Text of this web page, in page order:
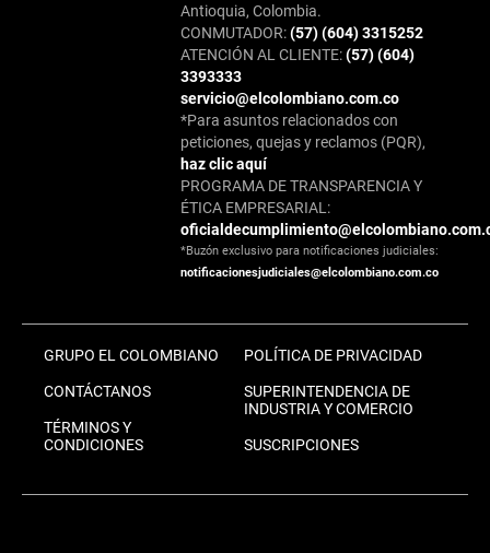
Antioquia, Colombia.
CONMUTADOR:(57) (604) 3315252
ATENCIÓN AL CLIENTE:(57) (604)
3393333
servicio@elcolombiano.com.co
*Para asuntos relacionados con
peticiones, quejas y reclamos (PQR),
haz clic aquí
PROGRAMA DE TRANSPARENCIA Y
ÉTICA EMPRESARIAL:
*Buzón exclusivo para notificaciones judiciales:
notificacionesjudiciales@elcolombiano.com.co
GRUPO EL COLOMBIANO
CONTÁCTANOS
TÉRMINOS Y
CONDICIONES
POLÍTICA DE PRIVACIDAD
SUPERINTENDENCIA DE
INDUSTRIA Y COMERCIO
SUSCRIPCIONES